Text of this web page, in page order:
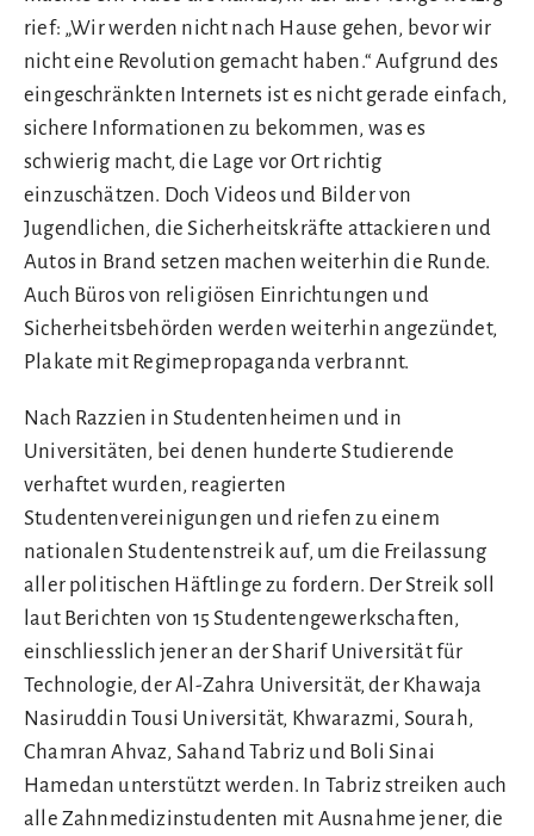
rief: „Wir werden nicht nach Hause gehen, bevor wir
nicht eine Revolution gemacht haben.“ Aufgrund des
eingeschränkten Internets ist es nicht gerade einfach,
sichere Informationen zu bekommen, was es
schwierig macht, die Lage vor Ort richtig
einzuschätzen. Doch Videos und Bilder von
Jugendlichen, die Sicherheitskräfte attackieren und
Autos in Brand setzen machen weiterhin die Runde.
Auch Büros von religiösen Einrichtungen und
Sicherheitsbehörden werden weiterhin angezündet,
Plakate mit Regimepropaganda verbrannt.
Nach Razzien in Studentenheimen und in
Universitäten, bei denen hunderte Studierende
verhaftet wurden, reagierten
Studentenvereinigungen und riefen zu einem
nationalen Studentenstreik auf, um die Freilassung
aller politischen Häftlinge zu fordern. Der Streik soll
laut Berichten von 15 Studentengewerkschaften,
einschliesslich jener an der Sharif Universität für
Technologie, der Al-Zahra Universität, der Khawaja
Nasiruddin Tousi Universität, Khwarazmi, Sourah,
Chamran Ahvaz, Sahand Tabriz und Boli Sinai
Hamedan unterstützt werden. In Tabriz streiken auch
alle Zahnmedizinstudenten mit Ausnahme jener, die